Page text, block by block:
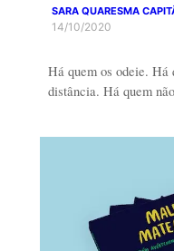
SARA QUARESMA
14/10/2020
Há quem os odeie. Há
distância. Há quem